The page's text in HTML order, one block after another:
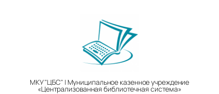
МКУ "ЦБС" | Муниципальное казенное учреждение
«Централизованная библиотечная система»